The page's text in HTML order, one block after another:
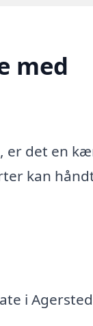
med
er det en
kan
i